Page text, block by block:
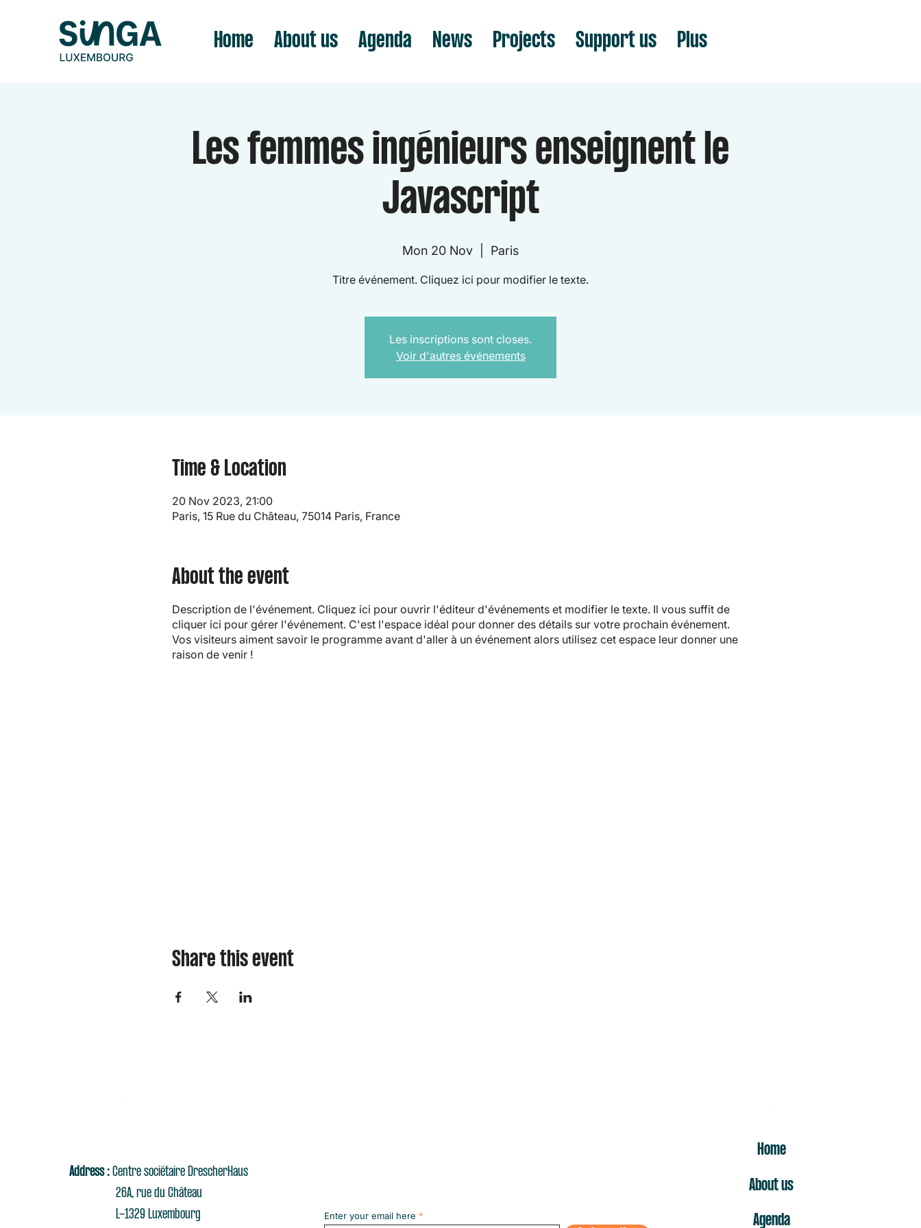
Home About us Agenda News Projects Support us Plus
Les femmes ingénieurs enseignent le
Javascript
Mon 20 Nov Paris
Titre événement. Cliquez ici pour modifier le texte.
Les inscriptions sont closes.
Voir d'autres événements
Time & Location
20 Nov 2023, 21:00
Paris, 15 Rue du Château, 75014 Paris, France
About the event
Description de l'événement. Cliquez ici pour ouvrir l'éditeur d'événements et modifier le texte. Il vous suffit de
cliquer ici pour gérer l'événement. C'est l'espace idéal pour donner des détails sur votre prochain événement.
Vos visiteurs aiment savoir le programme avant d'aller à un événement alors utilisez cet espace leur donner une
raison de venir !
Share this event
Address :Centre sociétaire DrescherHaus
26A, rue du Château
L-1329 Luxembourg
Enter your email here
Home
About us
Agenda